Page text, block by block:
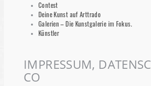
Contest
Deine Kunst auf Arttrado
Galerien – Die Kunstgalerie im Fokus.
Künstler
IMPRESSUM,
CO